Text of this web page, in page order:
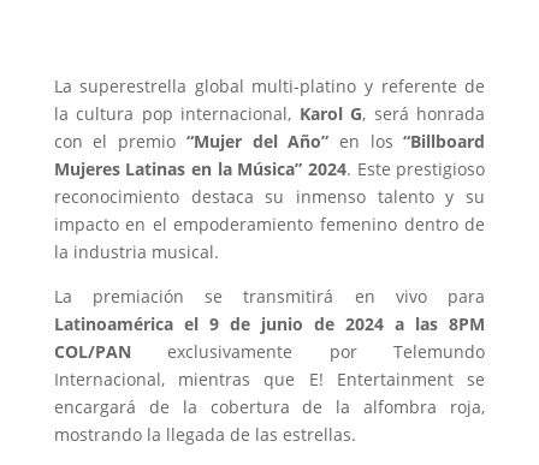
La superestrella global multi-platino y referente de
la cultura pop internacional, Karol G, será honrada
con el premio “Mujer del Año” en los“Billboard
Mujeres Latinas en la Música” 2024. Este prestigioso
reconocimiento destaca su inmenso talento y su
impacto en el empoderamiento femenino dentro de
la industria musical.
La premiación se transmitirá en vivo para
Latinoamérica el 9 de junio de 2024 a las 8PM
COL/PAN exclusivamente por Telemundo
Internacional, mientras que E! Entertainment se
encargará de la cobertura de la alfombra roja,
mostrando la llegada de las estrellas.